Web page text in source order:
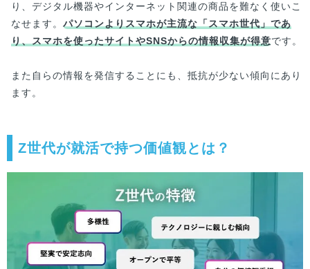
り、デジタル機器やインターネット関連の商品を難なく使いこ
なせます。 パソコンよりスマホが主流な「スマホ世代」であ
り、スマホを使ったサイトやSNSからの情報収集が得意です。
また自らの情報を発信することにも、抵抗が少ない傾向にあり
ます。
Z世代が就活で持つ価値観とは？